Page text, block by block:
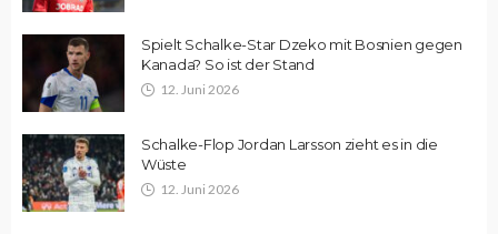
Spielt Schalke-Star Dzeko mit Bosnien gegen
Kanada? So ist der Stand
12. Juni 2026
Schalke-Flop Jordan Larsson zieht es in die
Wüste
12. Juni 2026